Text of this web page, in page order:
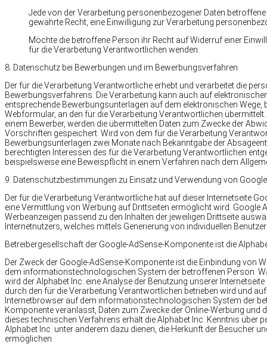
Jede von der Verarbeitung personenbezogener Daten
gewährte Recht, eine Einwilligung zur Verarbeitung
Möchte die betroffene Person ihr Recht auf Widerruf einer
für die Verarbeitung Verantwortlichen wenden.
8. Datenschutz bei Bewerbungen und im Bewerbungsverfahren
Der für die Verarbeitung Verantwortliche erhebt und verarbeitet die
Bewerbungsverfahrens. Die Verarbeitung kann auch auf
entsprechende Bewerbungsunterlagen auf dem elektronischen
Webformular, an den für die Verarbeitung Verantwortlichen
einem Bewerber, werden die übermittelten Daten zum Zwecke der
Vorschriften gespeichert. Wird von dem für die Verarbeitung
Bewerbungsunterlagen zwei Monate nach Bekanntgabe der
berechtigten Interessen des für die Verarbeitung Verantwortlichen
beispielsweise eine Beweispflicht in einem Verfahren nach dem
9. Datenschutzbestimmungen zu Einsatz und Verwendung von
Der für die Verarbeitung Verantwortliche hat auf dieser Internetseite
eine Vermittlung von Werbung auf Drittseiten ermöglicht wird.
Werbeanzeigen passend zu den Inhalten der jeweiligen Drittseite
Internetnutzers, welches mittels Generierung von individuellen
Betreibergesellschaft der Google-AdSense-Komponente ist die
Der Zweck der Google-AdSense-Komponente ist die Einbindung von
dem informationstechnologischen System der betroffenen Person.
wird der Alphabet Inc. eine Analyse der Benutzung unserer
durch den für die Verarbeitung Verantwortlichen betrieben wird und
Internetbrowser auf dem informationstechnologischen System der
Komponente veranlasst, Daten zum Zwecke der Online-Werbung
dieses technischen Verfahrens erhält die Alphabet Inc. Kenntnis über
Alphabet Inc. unter anderem dazu dienen, die Herkunft der Besucher
ermöglichen.